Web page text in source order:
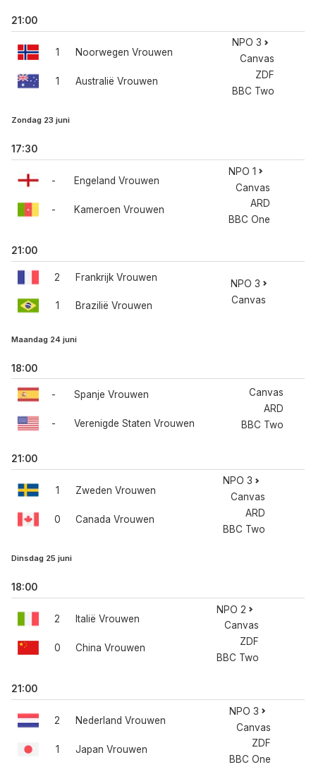
21:00
1
1
Noorwegen Vrouwen
Australië Vrouwen
NPO 3
Canvas
ZDF
BBC Two
Zondag 23 juni
17:30
-
-
Engeland Vrouwen
Kameroen Vrouwen
NPO 1
Canvas
ARD
BBC One
21:00
2
1
Frankrijk Vrouwen
Brazilië Vrouwen
NPO 3
Canvas
Maandag 24 juni
18:00
-
-
Spanje Vrouwen
Verenigde Staten Vrouwen
Canvas
ARD
BBC Two
21:00
1
0
Zweden Vrouwen
Canada Vrouwen
NPO 3
Canvas
ARD
BBC Two
Dinsdag 25 juni
18:00
2
0
Italië Vrouwen
China Vrouwen
NPO 2
Canvas
ZDF
BBC Two
21:00
2
1
Nederland Vrouwen
Japan Vrouwen
NPO 3
Canvas
ZDF
BBC One